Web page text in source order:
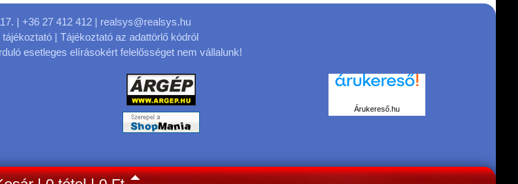
| +36 27 412 412 | realsys@realsys.hu
| Tájékoztató az adattörlő kódról
esetleges elírásokért felelősséget nem vállalunk!
Árukereső.hu